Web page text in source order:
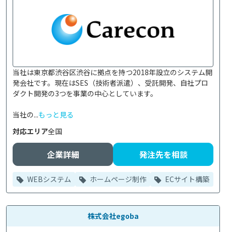
当社は東京都渋谷区渋谷に拠点を持つ2018年設立のシステム開
発会社です。現在はSES（技術者派遣）、受託開発、自社プロ
ダクト開発の3つを事業の中心としています。
当社の...もっと見る
対応エリア全国
企業詳細 発注先を相談
WEBシステム ホームページ制作 ECサイト構築
株式会社egoba